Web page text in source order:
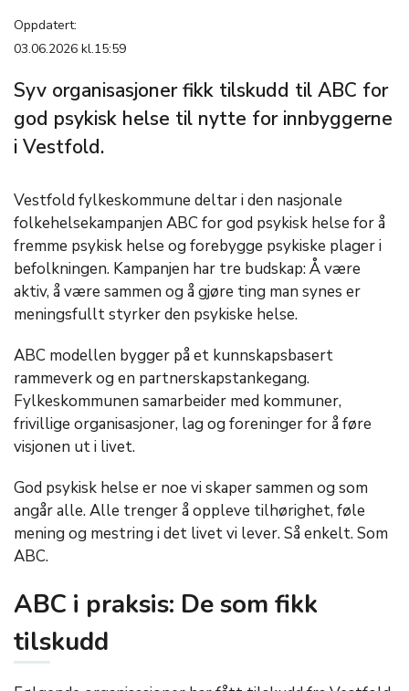
Oppdatert:
03.06.2026 kl.15:59
Syv organisasjoner fikk tilskudd til ABC for
god psykisk helse til nytte for innbyggerne
i Vestfold.
Vestfold fylkeskommune deltar i den nasjonale
folkehelsekampanjen ABC for god psykisk helse for å
fremme psykisk helse og forebygge psykiske plager i
befolkningen. Kampanjen har tre budskap: Å være
aktiv, å være sammen og å gjøre ting man synes er
meningsfullt styrker den psykiske helse.
ABC modellen bygger på et kunnskapsbasert
rammeverk og en partnerskapstankegang.
Fylkeskommunen samarbeider med kommuner,
frivillige organisasjoner, lag og foreninger for å føre
visjonen ut i livet.
God psykisk helse er noe vi skaper sammen og som
angår alle. Alle trenger å oppleve tilhørighet, føle
mening og mestring i det livet vi lever. Så enkelt. Som
ABC.
ABC i praksis: De som fikk
tilskudd